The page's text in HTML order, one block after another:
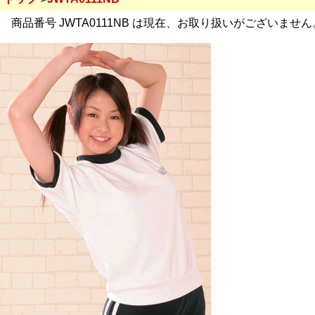
商品番号 JWTA0111NB は現在、お取り扱いがございません